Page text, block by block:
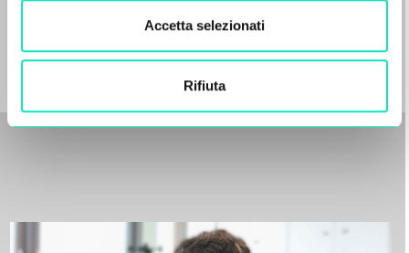
Accetta selezionati
Rifiuta